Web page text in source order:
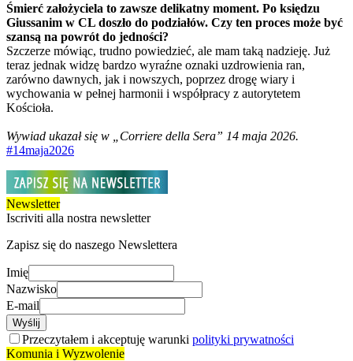
Śmierć założyciela to zawsze delikatny moment. Po księdzu
Giussanim w CL doszło do podziałów. Czy ten proces może być
szansą na powrót do jedności?
Szczerze mówiąc, trudno powiedzieć, ale mam taką nadzieję. Już
teraz jednak widzę bardzo wyraźne oznaki uzdrowienia ran,
zarówno dawnych, jak i nowszych, poprzez drogę wiary i
wychowania w pełnej harmonii i współpracy z autorytetem
Kościoła.
Wywiad ukazał się w „Corriere della Sera” 14 maja 2026.
#14maja2026
Newsletter
Iscriviti alla nostra newsletter
Zapisz się do naszego Newslettera
Imię
Nazwisko
E-mail
Wyślij
Przeczytałem i akceptuję warunki polityki prywatności
Komunia i Wyzwolenie